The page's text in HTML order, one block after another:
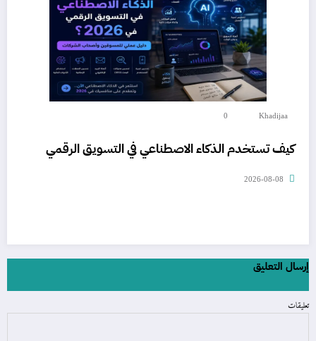
Khadijaa
0
كيف تستخدم الذكاء الاصطناعي في التسويق الرقمي
2026-08-08
إرسال التعليق
تعليقات